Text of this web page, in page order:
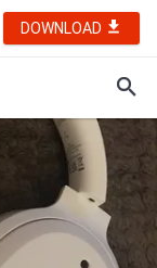
DOWNLOAD